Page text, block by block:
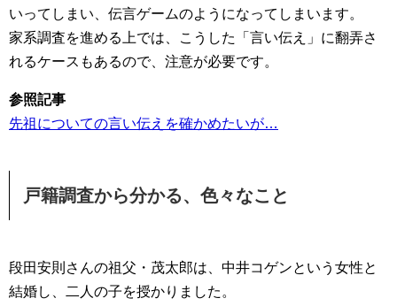
いってしまい、伝言ゲームのようになってしまいます。
家系調査を進める上では、こうした「言い伝え」に翻弄さ
れるケースもあるので、注意が必要です。
参照記事
先祖についての言い伝えを確かめたいが…
戸籍調査から分かる、色々なこと
段田安則さんの祖父・茂太郎は、中井コゲンという女性と
結婚し、二人の子を授かりました。